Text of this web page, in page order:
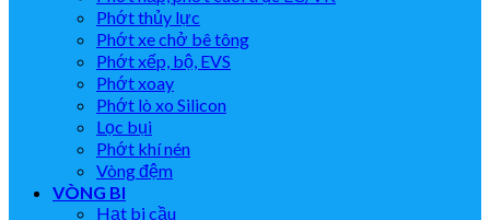
Phớt thủy lực
Phớt xe chở bê tông
Phớt xếp, bộ, EVS
Phớt xoay
Phớt lò xo Silicon
Lọc bụi
Phớt khí nén
Vòng đệm
VÒNG BI
Hạt bi cầu